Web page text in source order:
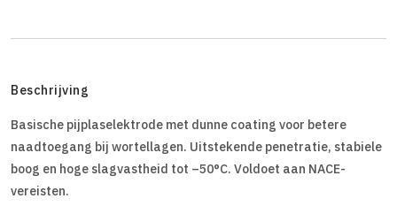
Beschrijving
Basische pijplaselektrode met dunne coating voor betere
naadtoegang bij wortellagen. Uitstekende penetratie, stabiele
boog en hoge slagvastheid tot –50°C. Voldoet aan NACE-
vereisten.